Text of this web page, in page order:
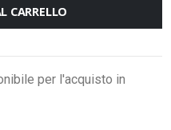
CARRELLO
per l'acquisto in